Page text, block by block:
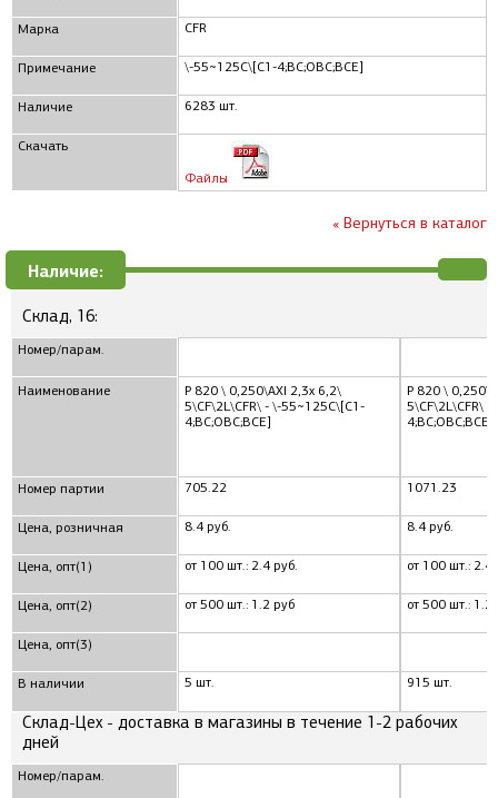
Марка
Примечание
Наличие
Скачать
CFR
\-55~125C\[С1-4;ВС;ОВС;ВСЕ]
6283 шт.
Файлы
« Вернуться в каталог
Наличие:
Склад, 16:
Номер/парам.
Наименование
Номер партии
Цена, розничная
Цена, опт(1)
Цена, опт(2)
Цена, опт(3)
В наличии
Р 820 \ 0,250\AXI 2,3x 6,2\
5\CF\2L\CFR\ - \-55~125C\[С1-
4;ВС;ОВС;ВСЕ]
705.22
8.4 руб.
от 100 шт.: 2.4 руб.
от 500 шт.: 1.2 руб
5 шт.
Р 820 \
5\CF\2L\CFR\
4;ВС;ОВС;ВСЕ]
1071.23
8.4 руб.
от 100 шт.: 2.4
от 500 шт.: 1.2
915 шт.
Склад-Цех - доставка в магазины в течение 1-2 рабочих
дней
Номер/парам.